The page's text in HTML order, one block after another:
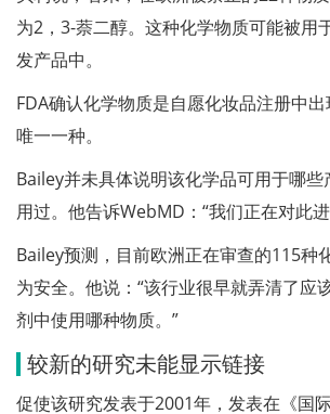
为2，3-萘二醇。这种化学物质可能被用
发产品中。
FDA确认化学物质是自愿化妆品注册中
唯一一种。
Bailey并未具体说明该化学品可用于哪
用过。他告诉WebMD：“我们正在对此
Bailey预测，目前欧洲正在审查的115种
为安全。他说：“该行业很早就弄清了应
剂中使用哪种物质。”
较新的研究未能显示链接
促使该研究发表于2001年，发表在《国